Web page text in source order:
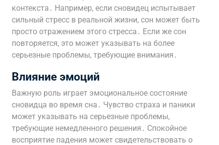
контекста․ Например, если сновидец испытывает
сильный стресс в реальной жизни, сон может быть
просто отражением этого стресса․ Если же сон
повторяется, это может указывать на более
серьезные проблемы, требующие внимания․
Влияние эмоций
Важную роль играет эмоциональное состояние
сновидца во время сна․ Чувство страха и паники
может указывать на серьезные проблемы,
требующие немедленного решения․ Спокойное
восприятие падения может свидетельствовать о